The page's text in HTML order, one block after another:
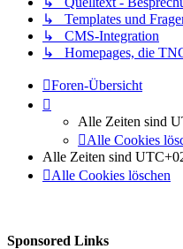
↳ Templates und
↳ CMS-Integration
↳ Homepages, die
Foren-Übersicht
Alle Zeiten sind
Alle Cookies
Alle Zeiten sind
Alle Cookies löschen
Sponsored Links